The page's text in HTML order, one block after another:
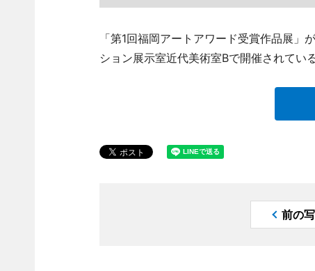
「第1回福岡アートアワード受賞作品展
ション展示室近代美術室Bで開催されている
前の